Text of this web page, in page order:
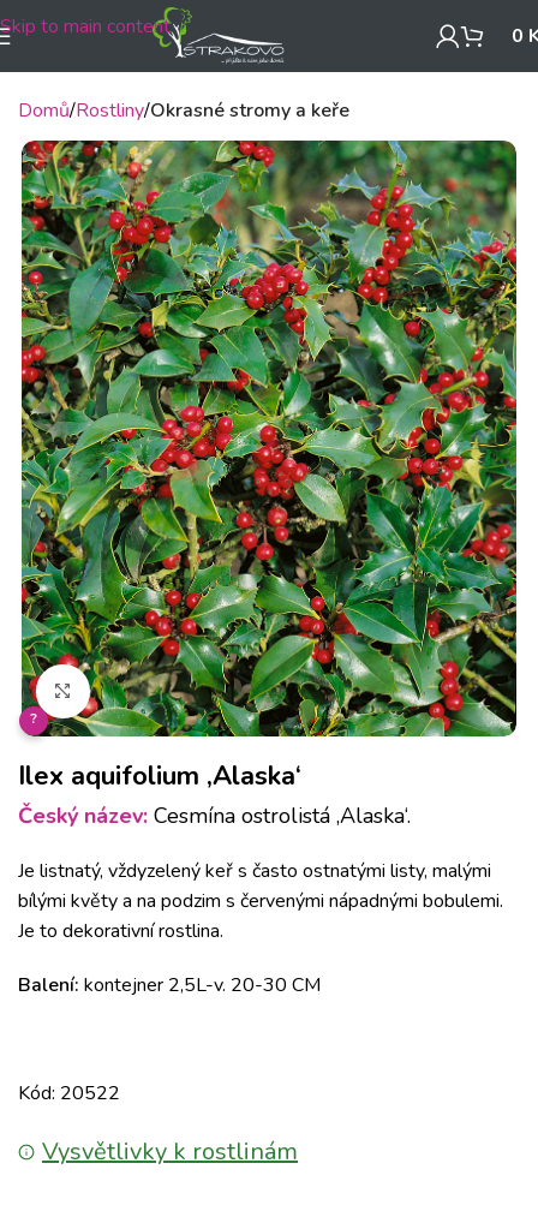
Skip to main content 0
Domů Rostliny Okrasné stromy a keře
Klikněte pro zvětšení
?
Ilex aquifolium ‚Alaska‘
Český název: Cesmína ostrolistá ‚Alaska‘.
Je listnatý, vždyzelený keř s často ostnatými listy, malými
bílými květy a na podzim s červenými nápadnými bobulemi.
Je to dekorativní rostlina.
Balení: kontejner 2,5L-v. 20-30 CM
Kód: 20522
Vysvětlivky k rostlinám